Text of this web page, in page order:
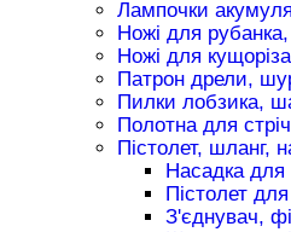
Лампочки
Ножі для
Ножі для кущоріза
Патрон дрели,
Пилки лобзика,
Полотна для
Пістолет, шланг,
Насадка для
Пістолет
З'єднувач,